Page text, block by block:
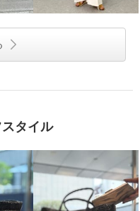
タイル